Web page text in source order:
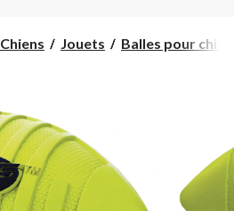
Chiens Jouets Balles pour chien